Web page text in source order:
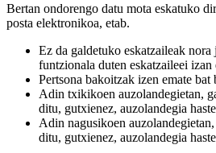
Bertan ondorengo datu mota eskatuko
posta elektronikoa, etab.
Ez da galdetuko eskatzaileak nora
funtzionala duten eskatzaileei izan
Pertsona bakoitzak izen emate
Adin txikikoen auzolandegietan,
ditu, gutxienez, auzolandegia
Adin nagusikoen
ditu, gutxienez, auzolandegia